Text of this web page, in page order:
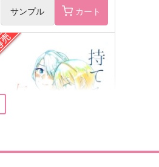
星空と四角形
WET
1,132
サンプル カート